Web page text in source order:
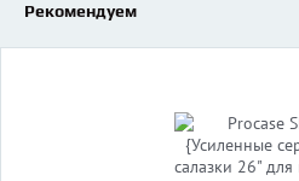
Рекомендуем